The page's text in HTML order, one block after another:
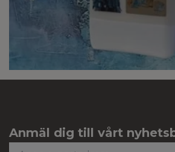
Anmäl dig till vårt